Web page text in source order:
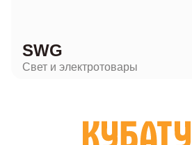
SWG
Свет и электротовары